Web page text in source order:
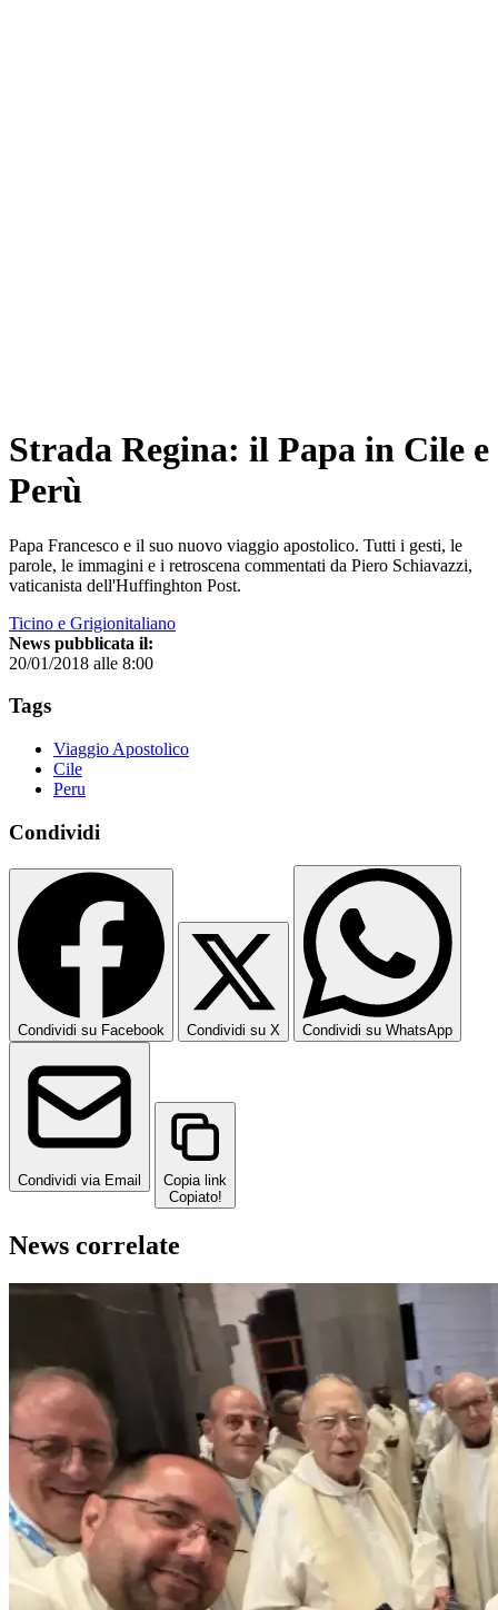
Strada Regina: il Papa in Cile e
Perù
Papa Francesco e il suo nuovo viaggio apostolico. Tutti i gesti, le
parole, le immagini e i retroscena commentati da Piero Schiavazzi,
vaticanista dell'Huffinghton Post.
Ticino e Grigionitaliano
News pubblicata il:
20/01/2018 alle 8:00
Tags
Viaggio Apostolico
Cile
Peru
Condividi
Condividi su Facebook Condividi su X Condividi su WhatsApp
Condividi via Email
Copia link
Copiato!
News correlate